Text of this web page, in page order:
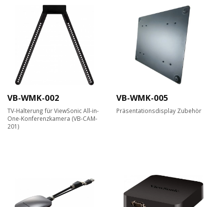
VB-WMK-002
TV-Halterung für ViewSonic All-in-
One-Konferenzkamera (VB-CAM-
201)
VB-WMK-005
Präsentationsdisplay Zubehör